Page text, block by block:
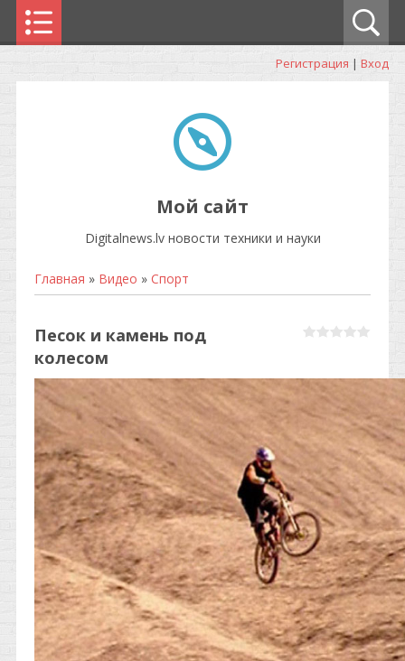
Регистрация | Вход
Мой сайт
Digitalnews.lv новости техники и науки
Главная » Видео » Спорт
Песок и камень под
колесом